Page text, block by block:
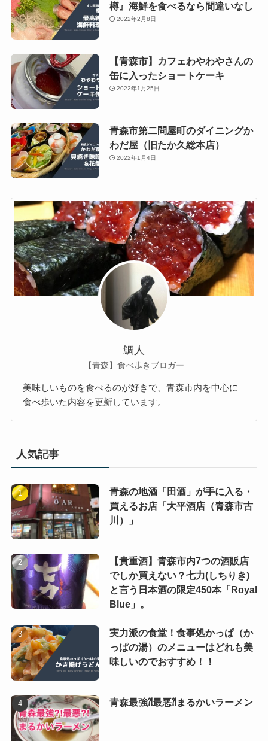
樽』海鮮を食べるなら間違いなし
2022年2月8日
【青森市】カフェわやわやさんの
缶に入ったショートケーキ
2022年1月25日
青森市第二問屋町のダイニングか
わだ屋（旧たか久総本店）
2022年1月4日
鯛人
【青森】食べ歩きブロガー
美味しいものを食べるのが好きで、青森市内を中心に
食べ歩いた内容を更新しています。
人気記事
青森の地酒「田酒」が手に入る・
買えるお店「大平酒店（青森市古
川）」
【貴重酒】青森市内7つの酒販店
でしか買えない？七力(しちりき)
と言う日本酒の限定450本「Royal
Blue」。
実力派の食堂！食事処かっぱ（か
っぱの湯）のメニューはどれも美
味しいのでおすすめ！！
青森最強⁈最悪⁈まるかいラーメン